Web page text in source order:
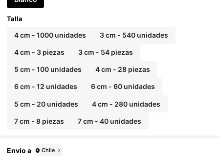
Talla
4 cm - 1000 unidades 3 cm - 540 unidades
4 cm - 3 piezas 3 cm - 54 piezas
5 cm - 100 unidades 4 cm - 28 piezas
6 cm - 12 unidades 6 cm - 60 unidades
5 cm - 20 unidades 4 cm - 280 unidades
7 cm - 8 piezas 7 cm - 40 unidades
Envío a Chile